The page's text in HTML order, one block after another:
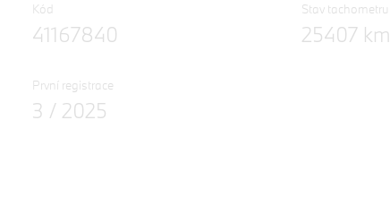
Kód
41167840
Stav tachometru
25407 km
První registrace
3 / 2025